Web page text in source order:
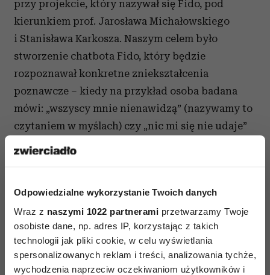
Odpowiedzialne wykorzystanie Twoich danych
Wraz z naszymi 1022 partnerami przetwarzamy Twoje
osobiste dane, np. adres IP, korzystając z takich
technologii jak pliki cookie, w celu wyświetlania
spersonalizowanych reklam i treści, analizowania tychże,
wychodzenia naprzeciw oczekiwaniom użytkowników i
przy projekcie, który nazywał się Fido, pod
kierunkiem prof. Jarosława Michałowskiego
i Stanisława Karkosza. Naszym celem było
stworzenie chatbota Fido, który będzie
rozpoznawał konkretne zniekształcenia
poznawcze – kiedy na przykład osoba badana
mówi: „wszyscy mnie nienawidzą” (nazywamy to
czytaniem w myślach) czy „nic mi się nie udaje”
(uogólnienie). Przypomnę, że sztuczna
nagrania treningowych sesji terapeutycznych,
spisaliśmy je, podzieliliśmy na kawałki
i trenowaliśmy tego chatbota, pokazując mu na
wielu przykładach, jak wyglądają takie
zniekształcenia – żeby mógł sam rozpoznać